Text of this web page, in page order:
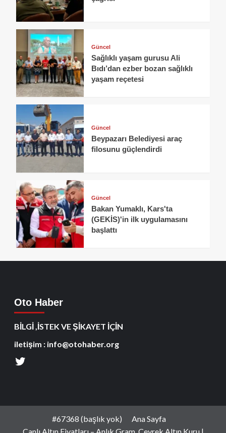
Güncel
Sağlıklı yaşam gurusu Ali
Bıdı’dan ezber bozan sağlıklı
yaşam reçetesi
Güncel
Beypazarı Belediyesi araç
filosunu güçlendirdi
Güncel
Bakan Yumaklı, Kars'ta
(GEKİS)'in ilk uygulamasını
başlattı
Oto Haber
BİLGİ ,İSTEK VE ŞİKAYET İÇİN
iletişim : info@otohaber.org
#67368 (başlık yok)
Ana Sayfa